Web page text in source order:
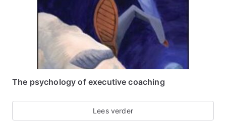
The psychology of executive coaching
Lees verder